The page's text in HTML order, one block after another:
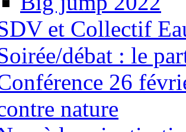
et Collectif
débat : le
26
nature